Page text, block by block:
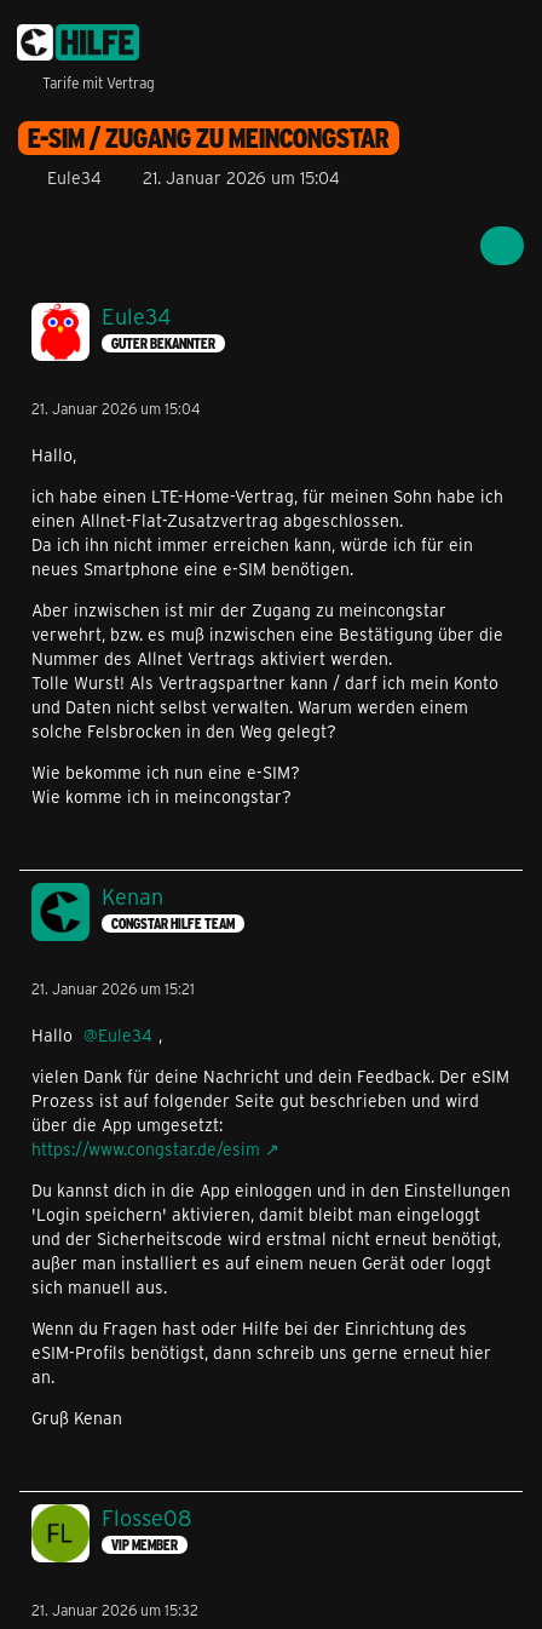
Tarife mit Vertrag
E-SIM / ZUGANG ZU MEINCONGSTAR
Eule34 21. Januar 2026 um 15:04
Eule34
GUTER BEKANNTER
21. Januar 2026 um 15:04
Hallo,
ich habe einen LTE-Home-Vertrag, für meinen Sohn habe ich
einen Allnet-Flat-Zusatzvertrag abgeschlossen.
Da ich ihn nicht immer erreichen kann, würde ich für ein
neues Smartphone eine e-SIM benötigen.
Aber inzwischen ist mir der Zugang zu meincongstar
verwehrt, bzw. es muß inzwischen eine Bestätigung über die
Nummer des Allnet Vertrags aktiviert werden.
Tolle Wurst! Als Vertragspartner kann / darf ich mein Konto
und Daten nicht selbst verwalten. Warum werden einem
solche Felsbrocken in den Weg gelegt?
Wie bekomme ich nun eine e-SIM?
Wie komme ich in meincongstar?
Kenan
CONGSTAR HILFE TEAM
21. Januar 2026 um 15:21
Hallo Eule34 ,
vielen Dank für deine Nachricht und dein Feedback. Der eSIM
Prozess ist auf folgender Seite gut beschrieben und wird
über die App umgesetzt:
https://www.congstar.de/esim
Du kannst dich in die App einloggen und in den Einstellungen
'Login speichern' aktivieren, damit bleibt man eingeloggt
und der Sicherheitscode wird erstmal nicht erneut benötigt,
außer man installiert es auf einem neuen Gerät oder loggt
sich manuell aus.
Wenn du Fragen hast oder Hilfe bei der Einrichtung des
eSIM-Profils benötigst, dann schreib uns gerne erneut hier
an.
Gruß Kenan
Flosse08
VIP MEMBER
21. Januar 2026 um 15:32